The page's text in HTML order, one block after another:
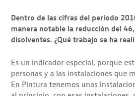
Dentro de las cifras del periodo
manera notable la reducción del
disolventes. ¿Qué trabajo se ha
Es un indicador especial, porque
personas y a las instalaciones que
En Pintura tenemos unas